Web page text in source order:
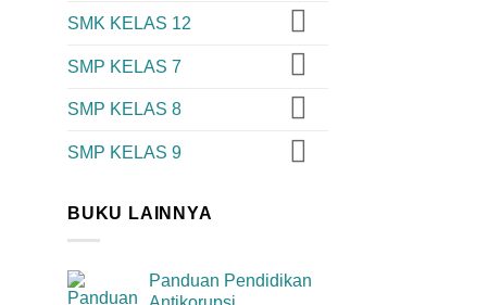
SMK KELAS 12
SMP KELAS 7
SMP KELAS 8
SMP KELAS 9
BUKU LAINNYA
Panduan Pendidikan